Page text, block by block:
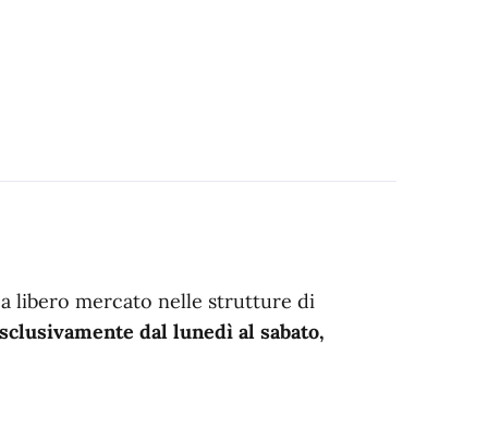
libero mercato nelle strutture di
dal lunedì al sabato,